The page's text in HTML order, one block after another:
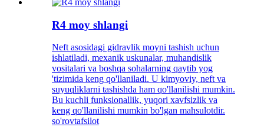
R4 moy shlangi
Neft asosidagi gidravlik moyni tashish uchun
ishlatiladi, mexanik uskunalar, muhandislik
vositalari va boshqa sohalarning qaytib yog
'tizimida keng qo'llaniladi. U kimyoviy, neft va
suyuqliklarni tashishda ham qo'llanilishi mumkin.
Bu kuchli funksionallik, yuqori xavfsizlik va
keng qo'llanilishi mumkin bo'lgan mahsulotdir.
so'rovtafsilot